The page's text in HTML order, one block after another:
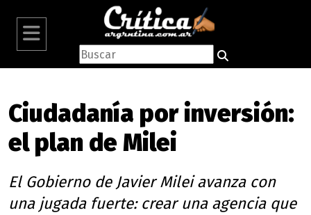
Ciudadanía por inversión:
el plan de Milei
El Gobierno de Javier Milei avanza con
una jugada fuerte: crear una agencia que